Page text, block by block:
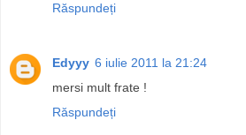
Răspundeți
Edyyy 6 iulie 2011 la 21:24
mersi mult frate !
Răspundeți